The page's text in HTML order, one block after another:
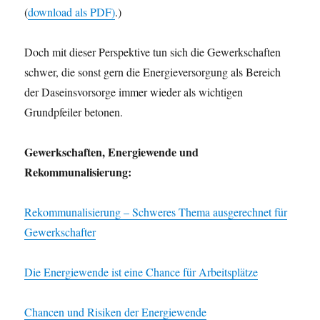
(download als PDF).)
Doch mit dieser Perspektive tun sich die Gewerkschaften
schwer, die sonst gern die Energieversorgung als Bereich
der Daseinsvorsorge immer wieder als wichtigen
Grundpfeiler betonen.
Gewerkschaften, Energiewende und
Rekommunalisierung:
Rekommunalisierung – Schweres Thema ausgerechnet für
Gewerkschafter
Die Energiewende ist eine Chance für Arbeitsplätze
Chancen und Risiken der Energiewende